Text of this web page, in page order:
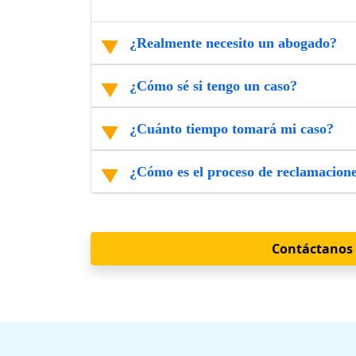
¿Realmente necesito un abogado?
¿Cómo sé si tengo un caso?
¿Cuánto tiempo tomará mi caso?
¿Cómo es el proceso de
Contáctanos